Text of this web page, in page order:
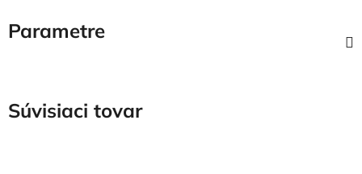
Parametre
Súvisiaci tovar